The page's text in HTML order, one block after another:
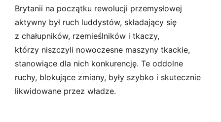
Brytanii na początku rewolucji przemysłowej
aktywny był ruch luddystów, składający się
z chałupników, rzemieślników i tkaczy,
którzy niszczyli nowoczesne maszyny tkackie,
stanowiące dla nich konkurencję. Te oddolne
ruchy, blokujące zmiany, były szybko i skutecznie
likwidowane przez władze.